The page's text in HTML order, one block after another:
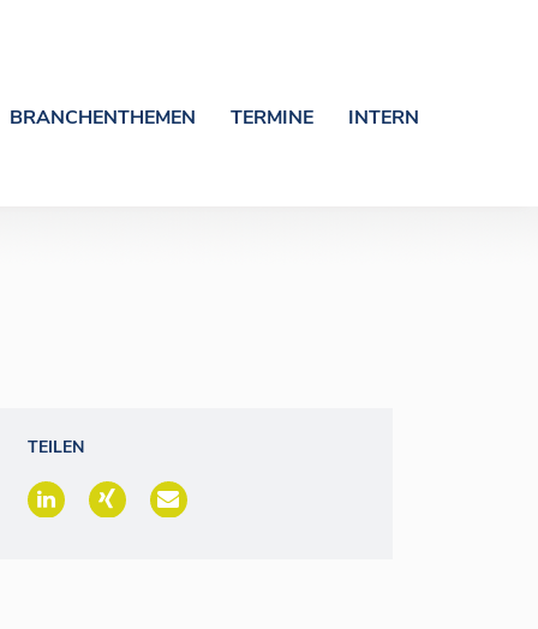
BRANCHENTHEMEN TERMINE INTERN
TEILEN